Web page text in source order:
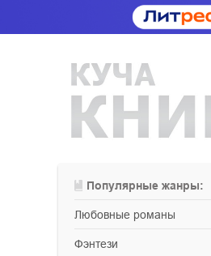
Популярные жанры:
любовные романы
фэнтези